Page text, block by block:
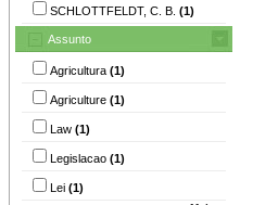
SCHLOTTFELDT, C. B. (1)
Assunto
Agricultura (1)
Agriculture (1)
Law (1)
Legislacao (1)
Lei (1)